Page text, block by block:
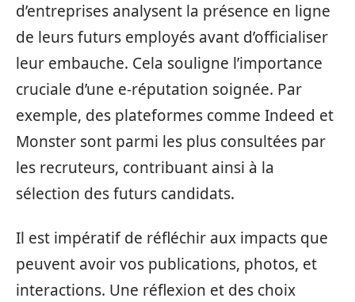
d’entreprises analysent la présence en ligne
de leurs futurs employés avant d’officialiser
leur embauche. Cela souligne l’importance
cruciale d’une e-réputation soignée. Par
exemple, des plateformes comme Indeed et
Monster sont parmi les plus consultées par
les recruteurs, contribuant ainsi à la
sélection des futurs candidats.
Il est impératif de réfléchir aux impacts que
peuvent avoir vos publications, photos, et
interactions. Une réflexion et des choix